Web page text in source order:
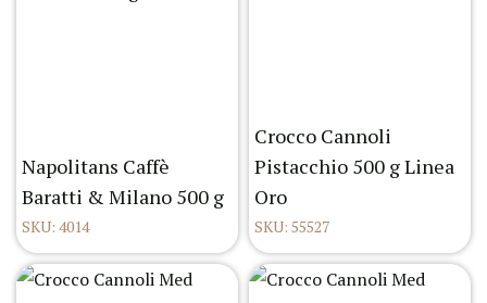
Napolitans Caffè
Baratti & Milano 500 g
SKU: 4014
Crocco Cannoli
Pistacchio 500 g Linea
Oro
SKU: 55527